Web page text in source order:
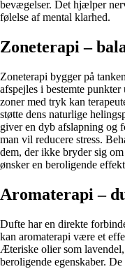
bevægelser. Det hjælper
følelse af mental klarhed.
Zoneterapi –
Zoneterapi bygger på
afspejles i bestemte
zoner med tryk kan
støtte dens naturlige
giver en dyb afslapning og
man vil reducere stress.
dem, der ikke bryder sig
ønsker en beroligende
Aromaterapi –
Dufte har en direkte
kan aromaterapi være et
Æteriske olier som
beroligende egenskaber.